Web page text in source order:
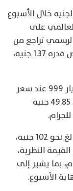
خلال الأسبوع
على
تراجع من
نحو 51.22 جنيهًا إلى 49.85 جنيهًا، بانخفاض قدره 1.37 جنيه،
وباحتساب القيمة النظرية لجرام الفضة عيار 999 عند سعر
أوقية يبلغ نحو 64 دولارًا وسعر صرف عند 49.85 جنيه
وبمقارنة هذه القيمة بالسعر المحلي البالغ نحو 102 جنيه،
النظرية،
0.6 جنيه للجرام، بما يشير إلى
الأسبوع.